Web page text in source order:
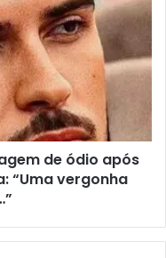
de ódio após
“Uma vergonha